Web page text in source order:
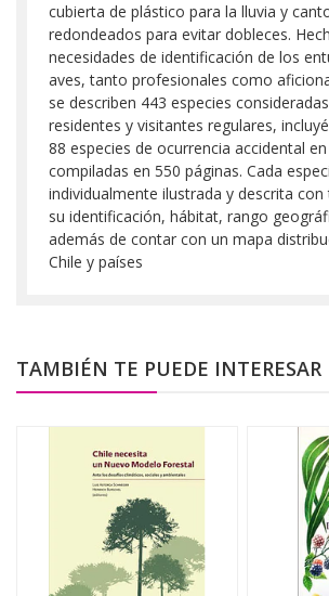
cubierta de plástico para la lluvia y
redondeados para evitar dobleces.
necesidades de identificación de los
aves, tanto profesionales como
se describen 443 especies
residentes y visitantes regulares,
88 especies de ocurrencia accidental
compiladas en 550 páginas. Cada
individualmente ilustrada y descrita
su identificación, hábitat, rango
además de contar con un mapa
Chile y países
TAMBIÉN TE PUEDE INTERESAR